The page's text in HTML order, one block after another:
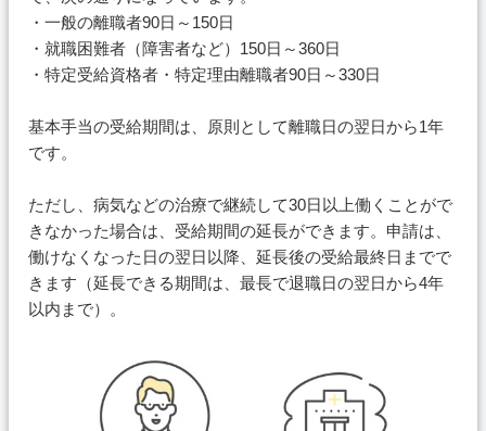
・一般の離職者90日～150日
・就職困難者（障害者など）150日～360日
・特定受給資格者・特定理由離職者90日～330日
基本手当の受給期間は、原則として離職日の翌日から1年
です。
ただし、病気などの治療で継続して30日以上働くことがで
きなかった場合は、受給期間の延長ができます。申請は、
働けなくなった日の翌日以降、延長後の受給最終日までで
きます（延長できる期間は、最長で退職日の翌日から4年
以内まで）。